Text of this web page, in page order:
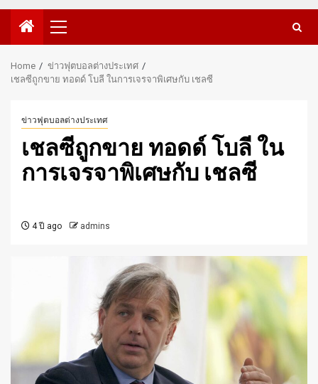
Primary
Menu
Home
ข่าวฟุตบอลต่างประเทศ
เชลซีถูกขาย ทอดด์ โบลี ในการเจรจาพิเศษกับ เชลซี
ข่าวฟุตบอลต่างประเทศ
เชลซีถูกขาย ทอดด์ โบลี ใน
การเจรจาพิเศษกับ เชลซี
4 ปี ago admins